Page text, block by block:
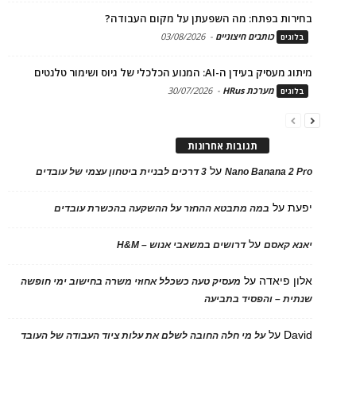
בחירות בפתח: מה השפעתן על מקום העבודה?
בלוגים כותבים חיצוניים -
03/08/2026
מיתוג מעסיק בעידן ה-AI: המנוע הכלכלי של גיוס ושימור טלנטים
בלוגים מערכת HRus -
30/07/2026
תגובות אחרונות
Nano Banana 2 Proעל 3 דרכים לבניית ביטחון עצמי של עובדים
יפעתעל במה מתבטא ההחזר על ההשקעה בהכשרת עובדים
יאנא קאסםעלדרושים במשאבי אנוש – H&M
אלון פיאדה על מעסיק טעה כשכלל אחוזי משרה בחישוב ימי חופשה
שנתית – והפסיד בתביעה
David עלעל מי חלה החובה לשלם את עלות ציוד העבודה של העובד